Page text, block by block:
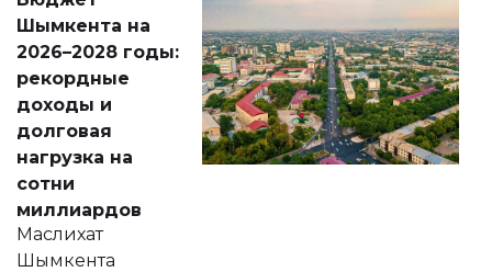
народу
Венесуэлы.
Шымкента на
2026–2028 годы:
рекордные
доходы и
долговая
нагрузка на
сотни
миллиардов
Маслихат
Шымкента